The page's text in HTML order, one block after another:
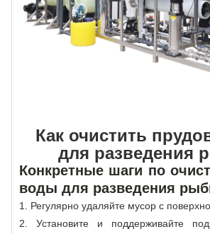
Как очистить
для разведения
Конкретные шаги по
воды для разведения
1. Регулярно удаляйте мусор с
2. Установите и поддерживайте